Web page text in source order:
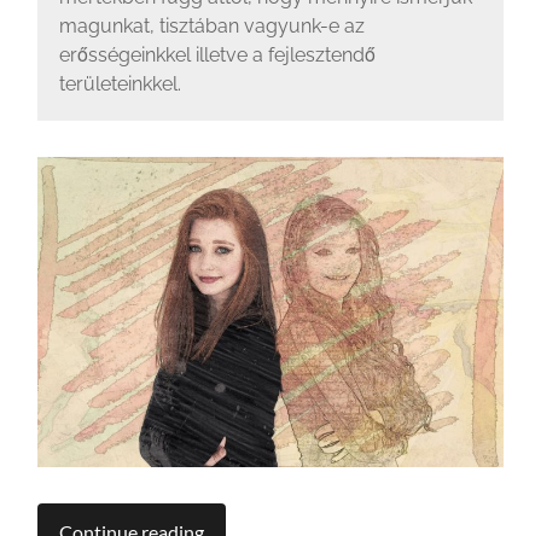
magunkat, tisztában vagyunk-e az
erősségeinkkel illetve a fejlesztendő
területeinkkel.